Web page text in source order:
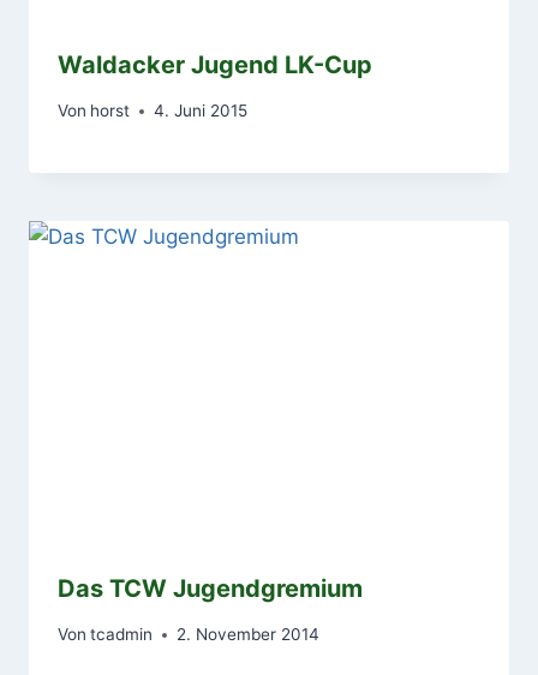
Waldacker Jugend LK-Cup
Von horst 4. Juni 2015
Das TCW Jugendgremium
Von tcadmin 2. November 2014